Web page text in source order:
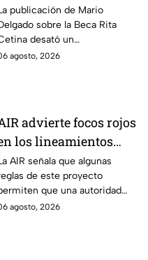
publicación sobre
Beca Rita Cetina
publicación de Mario
sobre la Beca Rita
desató un
entre Morena
agosto, 2026
advierte focos rojos
los lineamientos
proteger a las
AIR señala que algunas
de este proyecto
que una autoridad
supervise,
agosto, 2026